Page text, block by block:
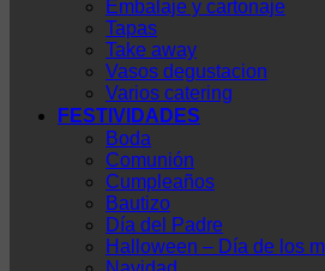
Embalaje y cartonaje
Tapas
Take away
Vasos degustacion
Varios catering
FESTIVIDADES
Boda
Comunión
Cumpleaños
Bautizo
Día del Padre
Halloween – Día de los